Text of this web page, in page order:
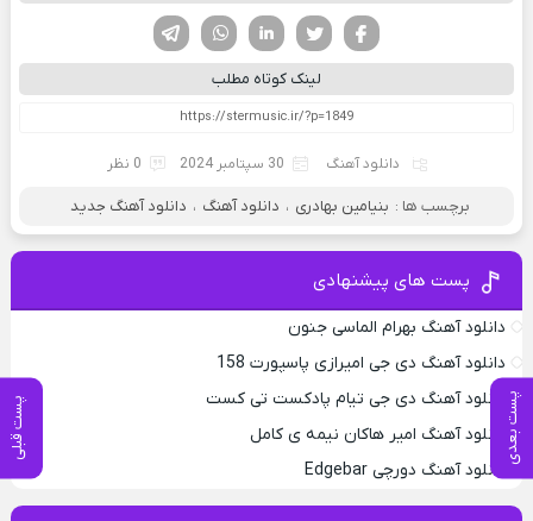
پست بعدی پست قبلی
لینکدین تویتر
فیسوک
لینک کوتاه مطلب
دانلود آهنگ 30 سپتامبر 2024 0 نظر
برچسب ها : بنیامین بهادری ، دانلود آهنگ ، دانلود آهنگ جدید
پست های پیشنهادی
دانلود آهنگ بهرام الماسی جنون
دانلود آهنگ دی جی امیرازی پاسپورت 158
دانلود آهنگ دی جی تیام پادکست تی کست
دانلود آهنگ امیر هاکان نیمه ی کامل
دانلود آهنگ دورچی Edgebar